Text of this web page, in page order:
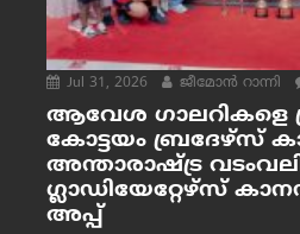
Jul 31, 2026 ജീമോന്‍ റാന്നി
ആവേശ ഗാലറികളെ
കോട്ടയം ബ്രദേഴ്‌സ്
അന്താരാഷ്ട്ര
ഗ്ലാഡിയേറ്റേഴ്‌സ്
അപ്പ്